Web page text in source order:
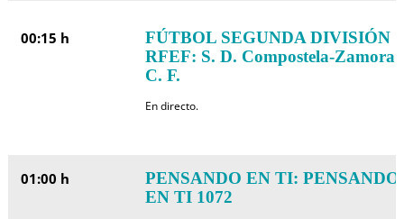
00:15 h
FÚTBOL SEGUNDA DIVISIÓN
RFEF: S. D. Compostela-Zamora
C. F.
En directo.
01:00 h
PENSANDO EN TI: PENSANDO
EN TI 1072